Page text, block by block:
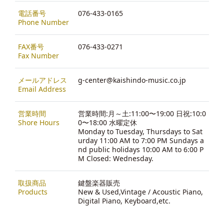
電話番号
Phone Number
076-433-0165
FAX番号
Fax Number
076-433-0271
メールアドレス
Email Address
g-center@kaishindo-music.co.jp
営業時間
Shore Hours
営業時間:月～土:11:00〜19:00 日祝:10:0
0〜18:00 水曜定休
Monday to Tuesday, Thursdays to Sat
urday 11:00 AM to 7:00 PM Sundays a
nd public holidays 10:00 AM to 6:00 P
M Closed: Wednesday.
取扱商品
Products
鍵盤楽器販売
New & Used,Vintage / Acoustic Piano,
Digital Piano, Keyboard,etc.